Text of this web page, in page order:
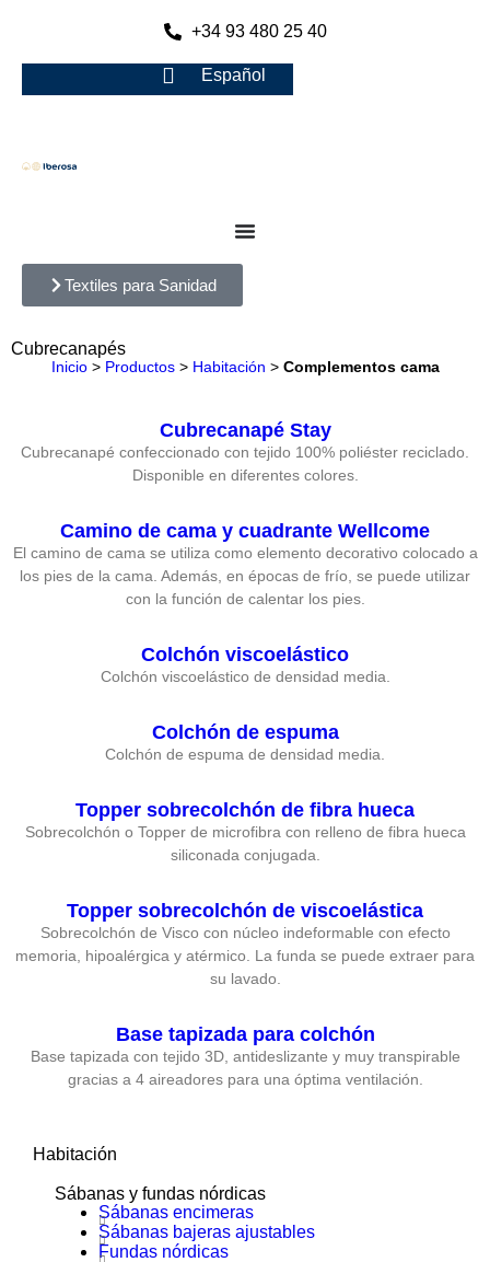
+34 93 480 25 40
Español
Textiles para Sanidad
Cubrecanapés
Inicio> Productos> Habitación > Complementos cama
Cubrecanapé Stay
Cubrecanapé confeccionado con tejido 100% poliéster reciclado.
Disponible en diferentes colores.
Camino de cama y cuadrante Wellcome
El camino de cama se utiliza como elemento decorativo colocado a
los pies de la cama. Además, en épocas de frío, se puede utilizar
con la función de calentar los pies.
Colchón viscoelástico
Colchón viscoelástico de densidad media.
Colchón de espuma
Colchón de espuma de densidad media.
Topper sobrecolchón de fibra hueca
Sobrecolchón o Topper de microfibra con relleno de fibra hueca
siliconada conjugada.
Topper sobrecolchón de viscoelástica
Sobrecolchón de Visco con núcleo indeformable con efecto
memoria, hipoalérgica y atérmico. La funda se puede extraer para
su lavado.
Base tapizada para colchón
Base tapizada con tejido 3D, antideslizante y muy transpirable
gracias a 4 aireadores para una óptima ventilación.
Habitación
Sábanas y fundas nórdicas
Sábanas encimeras
Sábanas bajeras ajustables
Fundas nórdicas